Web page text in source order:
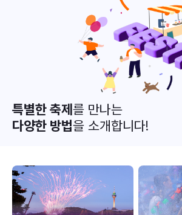
특별한 축제를 만나는
다양한 방법을 소개합니다!